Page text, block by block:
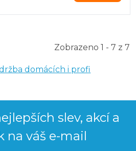
Zobrazeno 1 - 7 z 7
domácích i profi
slev, akcí a
na váš e-mail